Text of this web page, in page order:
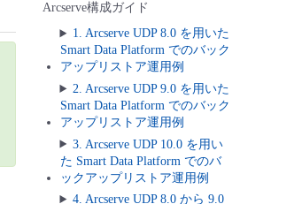
Arcserve構成ガイド
1. Arcserve UDP 8.0 を用いた
Smart Data Platform でのバック
アップリストア運用例
2. Arcserve UDP 9.0 を用いた
Smart Data Platform でのバック
アップリストア運用例
3. Arcserve UDP 10.0 を用い
た Smart Data Platform でのバ
ックアップリストア運用例
4. Arcserve UDP 8.0 から 9.0